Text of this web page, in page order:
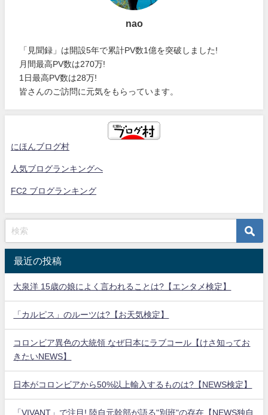
nao
「見聞録」は開設5年で累計PV数1億を突破しました!
月間最高PV数は270万!
1日最高PV数は28万!
皆さんのご訪問に元気をもらっています。
にほんブログ村
人気ブログランキングへ
FC2 ブログランキング
最近の投稿
大泉洋 15歳の娘によく言われることは?【エンタメ検定】
「カルピス」のルーツは?【お天気検定】
コロンビア異色の大統領 なぜ日本にラブコール【けさ知ってお
きたいNEWS】
日本がコロンビアから50%以上輸入するものは?【NEWS検定】
「VIVANT」で注目! 陸自元幹部が語る"別班"の存在【NEWS独自